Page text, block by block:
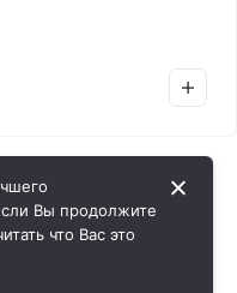
Вы продолжите
что Вас это